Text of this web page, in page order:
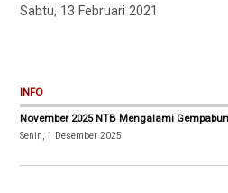
Sabtu, 13 Februari 2021
INFO
November 2025 NTB Mengalami
Senin, 1 Desember 2025